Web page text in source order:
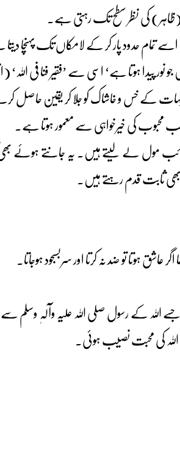
(ظاہر) کی نظر سطح تک رہتی ہے۔
تمام حدود پار کر کے لامکاں تک پہنچا دیتا
ہوتا ہے‘ اسی سے ’فقیر فنا فی اللہ‘
کے خس و خاشاک کو جلا کر یقین حاصل
محبوب کی خیرخواہی سے معمور ہوتا ہے۔
مول لے لیتے ہیں۔ یہ جانتے ہوئے
ثابت قدم رہتے ہیں۔
ہوتا تو ضد نہ کرتا اور سربسجود ہوجاتا۔
اللہ کے رسول صلی اللہ علیہ وآلہٖ وسلم
اللہ کی محبت نصیب ہوئی۔